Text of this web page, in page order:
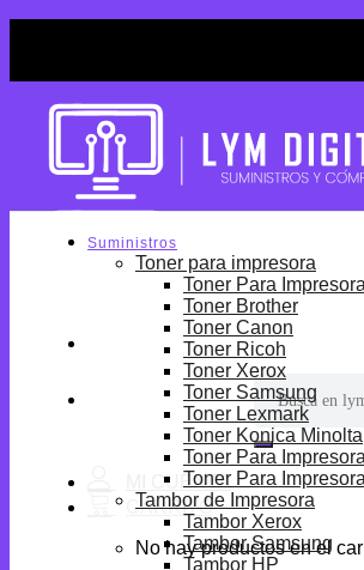
Buscar
por:
No hay productos en el
Suministros
Toner para impresora
Toner Para
Toner Brother
Toner Canon
Toner Ricoh
Toner Xerox
Toner Samsung
Toner Lexmark
Toner Konica Minolta
Toner Para
Toner Para
Tambor de Impresora
Tambor Xerox
Tambor Samsung
Tambor HP